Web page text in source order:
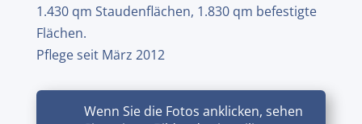
1.430 qm Staudenflächen, 1.830 qm befestigte
Flächen.
Pflege seit März 2012
Wenn Sie die Fotos anklicken, sehen